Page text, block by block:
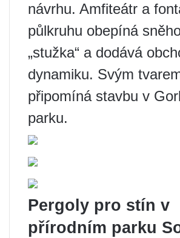
návrhu. Amfiteátr a
půlkruhu obepíná
„stužka“ a dodává
dynamiku. Svým
připomíná stavbu v
parku.
Pergoly pro stín v
přírodním parku